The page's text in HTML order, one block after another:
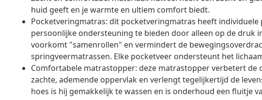
huid geeft en je warmte en ultiem comfort biedt.
Pocketveringmatras: dit pocketveringmatras heeft
persoonlijke ondersteuning te bieden door alleen op de druk
voorkomt "samenrollen" en vermindert de
springveermatrassen. Elke pocketveer ondersteunt het
Comfortabele matrastopper: deze matrastopper verbetert
zachte, ademende oppervlak en verlengt tegelijkertijd de
hoes is hij gemakkelijk te wassen en is onderhoud een fluitje